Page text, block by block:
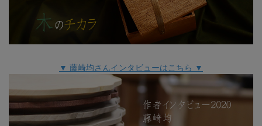
▼ 藤崎均さんインタビューはこちら ▼